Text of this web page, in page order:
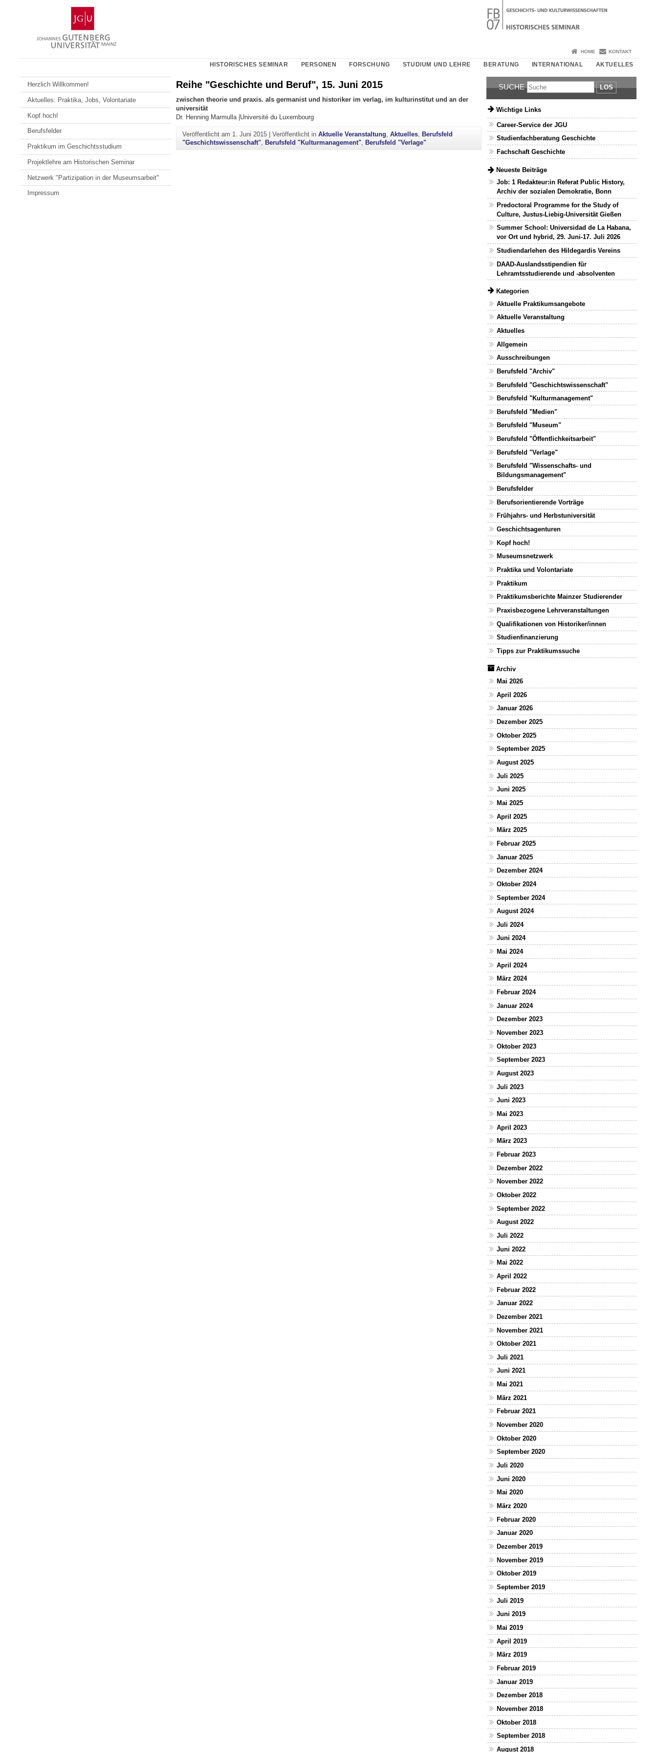
Gutenberg-
Universität
Mainz
HOME KONTAKT
HISTORISCHES SEMINAR PERSONEN FORSCHUNG STUDIUM UND LEHRE BERATUNG INTERNATIONAL AKTUELLES
Herzlich Willkommen!
Aktuelles: Praktika, Jobs, Volontariate
Kopf hoch!
Berufsfelder
Praktikum im Geschichtsstudium
Projektlehre am Historischen Seminar
Netzwerk "Partizipation in der Museumsarbeit"
Impressum
Reihe "Geschichte und Beruf", 15. Juni 2015
zwischen theorie und praxis. als germanist und historiker im verlag, im kulturinstitut und an der
universität
Dr. Henning Marmulla |Université du Luxembourg
Veröffentlicht am 1. Juni 2015 |Veröffentlicht inAktuelle Veranstaltung,Aktuelles, Berufsfeld
"Geschichtswissenschaft", Berufsfeld "Kulturmanagement", Berufsfeld "Verlage"
SUCHE LOS
Wichtige Links
Career-Service der JGU
Studienfachberatung Geschichte
Fachschaft Geschichte
Neueste Beiträge
Job: 1 Redakteur:in Referat Public History,
Archiv der sozialen Demokratie, Bonn
Predoctoral Programme for the Study of
Culture, Justus-Liebig-Universität Gießen
Summer School: Universidad de La Habana,
vor Ort und hybrid, 29. Juni-17. Juli 2026
Studiendarlehen des Hildegardis Vereins
DAAD-Auslandsstipendien für
Lehramtsstudierende und -absolventen
Kategorien
Aktuelle Praktikumsangebote
Aktuelle Veranstaltung
Aktuelles
Allgemein
Ausschreibungen
Berufsfeld "Archiv"
Berufsfeld "Geschichtswissenschaft"
Berufsfeld "Kulturmanagement"
Berufsfeld "Medien"
Berufsfeld "Museum"
Berufsfeld "Öffentlichkeitsarbeit"
Berufsfeld "Verlage"
Berufsfeld "Wissenschafts- und
Bildungsmanagement"
Berufsfelder
Berufsorientierende Vorträge
Frühjahrs- und Herbstuniversität
Geschichtsagenturen
Kopf hoch!
Museumsnetzwerk
Praktika und Volontariate
Praktikum
Praktikumsberichte Mainzer Studierender
Praxisbezogene Lehrveranstaltungen
Qualifikationen von Historiker/innen
Studienfinanzierung
Tipps zur Praktikumssuche
Archiv
Mai 2026
April 2026
Januar 2026
Dezember 2025
Oktober 2025
September 2025
August 2025
Juli 2025
Juni 2025
Mai 2025
April 2025
März 2025
Februar 2025
Januar 2025
Dezember 2024
Oktober 2024
September 2024
August 2024
Juli 2024
Juni 2024
Mai 2024
April 2024
März 2024
Februar 2024
Januar 2024
Dezember 2023
November 2023
Oktober 2023
September 2023
August 2023
Juli 2023
Juni 2023
Mai 2023
April 2023
März 2023
Februar 2023
Dezember 2022
November 2022
Oktober 2022
September 2022
August 2022
Juli 2022
Juni 2022
Mai 2022
April 2022
Februar 2022
Januar 2022
Dezember 2021
November 2021
Oktober 2021
Juli 2021
Juni 2021
Mai 2021
März 2021
Februar 2021
November 2020
Oktober 2020
September 2020
Juli 2020
Juni 2020
Mai 2020
März 2020
Februar 2020
Januar 2020
Dezember 2019
November 2019
Oktober 2019
September 2019
Juli 2019
Juni 2019
Mai 2019
April 2019
März 2019
Februar 2019
Januar 2019
Dezember 2018
November 2018
Oktober 2018
September 2018
August 2018